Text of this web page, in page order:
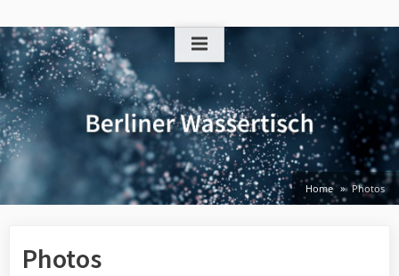
to
content
Home Photos
Photos